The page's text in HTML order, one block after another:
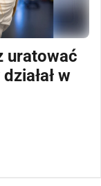
uratować
w